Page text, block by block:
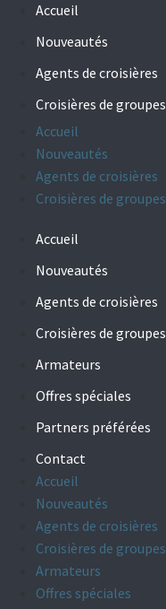
Accueil
Nouveautés
Agents de croisières
Croisières de groupes
Accueil
Nouveautés
Agents de croisières
Croisières de groupes
Accueil
Nouveautés
Agents de croisières
Croisières de groupes
Armateurs
Offres spéciales
Partners préférées
Contact
Accueil
Nouveautés
Agents de croisières
Croisières de groupes
Armateurs
Offres spéciales